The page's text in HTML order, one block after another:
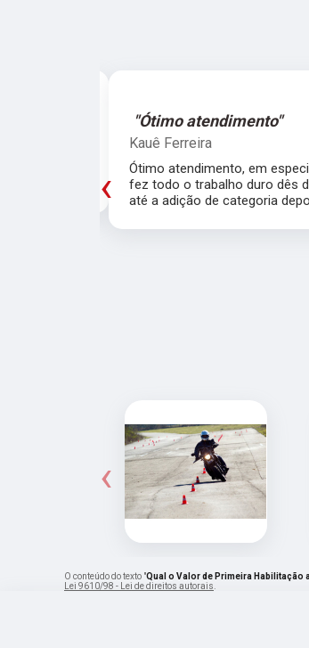
"Ótimo atendimento"
Kauê Ferreira
Ótimo atendimento, em
fez todo o trabalho duro dês
até a adição de categoria
‹
‹
O conteúdo do texto "Qual o Valor de Primeira Habilitação
Lei 9610/98 - Lei de direitos autorais.